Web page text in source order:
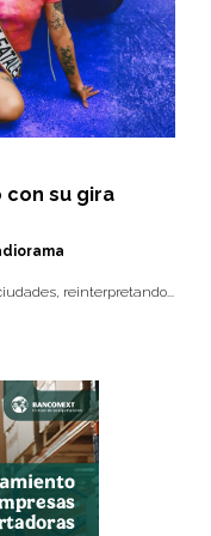
con su gira
reinterpretando...